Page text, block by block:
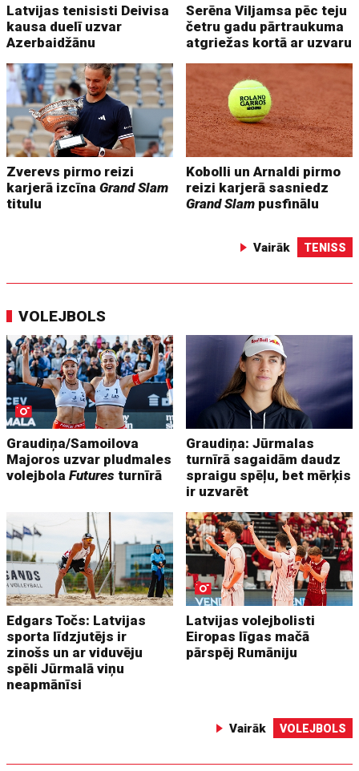
Latvijas tenisisti Deivisa
kausa duelī uzvar
Azerbaidžānu
Serēna Viljamsa pēc teju
četru gadu pārtraukuma
atgriežas kortā ar uzvaru
Zverevs pirmo reizi
karjerā izcīnaGrand Slam
titulu
Kobolli un Arnaldi pirmo
reizi karjerā sasniedz
Grand Slam pusfinālu
Vairāk TENISS
VOLEJBOLS
Graudiņa/Samoilova
Majoros uzvar pludmales
volejbolaFutures turnīrā
Graudiņa: Jūrmalas
turnīrā sagaidām daudz
spraigu spēļu, bet mērķis
ir uzvarēt
Edgars Točs: Latvijas
sporta līdzjutējs ir
zinošs un ar viduvēju
spēli Jūrmalā viņu
neapmānīsi
Latvijas volejbolisti
Eiropas līgas mačā
pārspēj Rumāniju
Vairāk VOLEJBOLS